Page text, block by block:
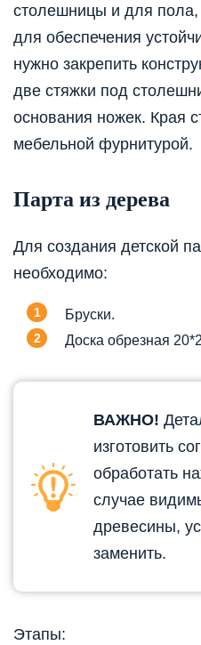
столешницы и для
для обеспечения
нужно закрепить
две стяжки под
основания ножек. Края
мебельной фурнитурой.
Парта из дерева
Для создания детской
необходимо:
Бруски.
Доска обрезная
ВАЖНО!
изготовить
обработать
случае
древесины,
заменить.
Этапы: